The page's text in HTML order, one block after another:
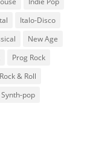
Italo-Disco
New Age
Prog Rock
Rock & Roll
Synth-pop